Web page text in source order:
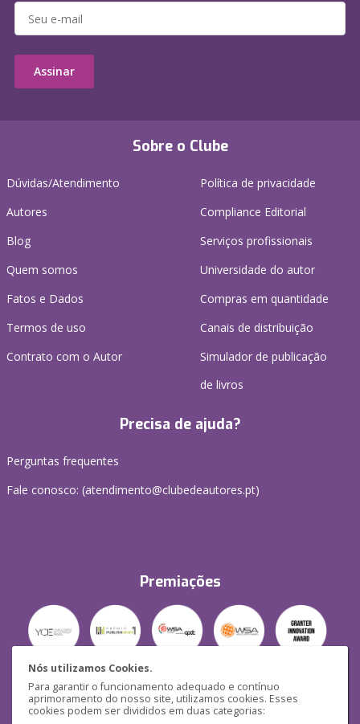
Nós utilizamos Cookies.
Para garantir o funcionamento adequado e contínuo
aprimoramento do nosso site, utilizamos cookies. Esses
cookies podem ser divididos em duas categorias:
Sobre o Clube
Dúvidas/Atendimento
Autores
Blog
Quem somos
Fatos e Dados
Termos de uso
Contrato com o Autor
Política de privacidade
Compliance Editorial
Serviços profissionais
Universidade do autor
Compras em quantidade
Canais de distribuição
Simulador de publicação
de livros
Precisa de ajuda?
Perguntas frequentes
Fale conosco: (atendimento@clubedeautores.pt)
Premiações
Segurança
Assinar